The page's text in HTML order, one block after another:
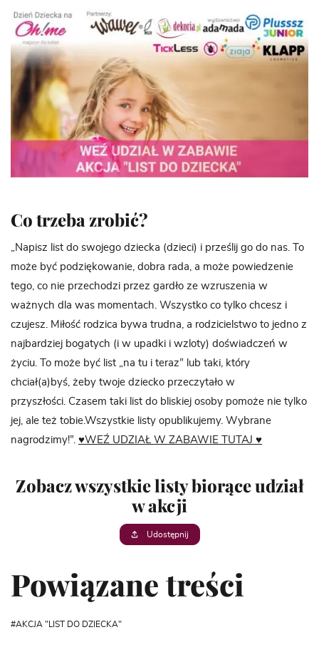
Co trzeba zrobić?
„Napisz list do swojego dziecka (dzieci) i prześlij go do nas. To
może być podziękowanie, dobra rada, a może powiedzenie
tego, co nie przechodzi przez gardło ze wzruszenia w
ważnych dla was momentach. Wszystko co tylko chcesz i
czujesz. Miłość rodzica bywa trudna, a rodzicielstwo to jedno z
najbardziej bogatych (i w upadki i wzloty) doświadczeń w
życiu. To może być list „na tu i teraz” lub taki, który
chciał(a)byś, żeby twoje dziecko przeczytało w
przyszłości. Czasem taki list do bliskiej osoby pomoże nie tylko
jej, ale też tobie.Wszystkie listy opublikujemy. Wybrane
nagrodzimy!”. ♥WEŹ UDZIAŁ W ZABAWIE TUTAJ ♥
Zobacz wszystkie listy biorące udział
w akcji
Udostępnij
Powiązane treści
AKCJA "LIST DO DZIECKA"